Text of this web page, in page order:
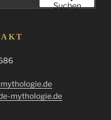
Suchen
mythologie.de